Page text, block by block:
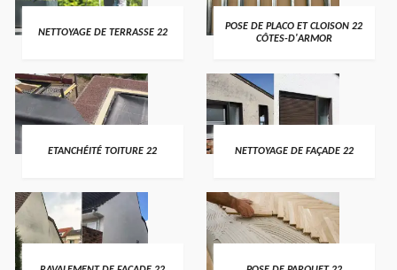
NETTOYAGE DE TERRASSE 22
POSE DE PLACO ET CLOISON 22
CÔTES-D'ARMOR
ETANCHÉITÉ TOITURE 22 NETTOYAGE DE FAÇADE 22